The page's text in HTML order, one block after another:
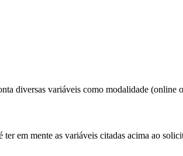
diversas variáveis como modalidade (online
ter em mente as variáveis citadas acima ao